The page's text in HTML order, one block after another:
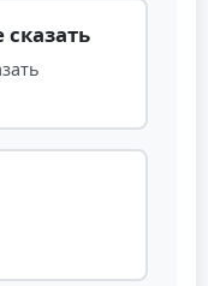
сказать